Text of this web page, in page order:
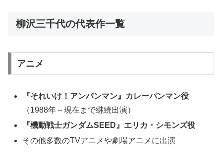
柳沢三千代の代表作一覧
アニメ
『それいけ！アンパンマン』カレーパンマン役
（1988年～現在まで継続出演）
『機動戦士ガンダムSEED』エリカ・シモンズ役
その他多数のTVアニメや劇場アニメに出演